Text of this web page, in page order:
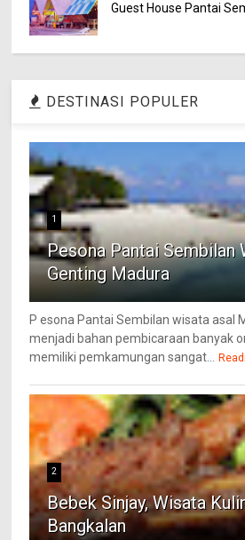
Guest House Pantai
DESTINASI POPULER
1
Pesona Pantai Sembilan
Genting Madura
P esona Pantai Sembilan wisata asal
menjadi bahan pembicaraan banyak
memiliki pemkamungan sangat...
2
Bebek Sinjay, Wisata
Bangkalan